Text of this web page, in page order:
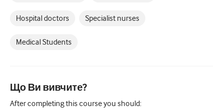
Офтальмологія
Паліативна допомога
Патологія/Лабораторна медицина
Hospital doctors Specialist nurses
Medical Students
Що Ви вивчите?
After completing this course you should: